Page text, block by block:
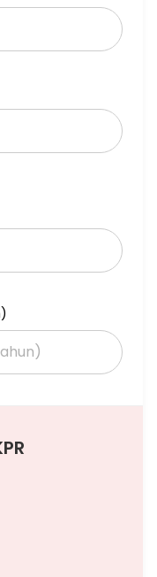
Residence –
dan kawasan elit
sirkulasi udara
#PakuwonCity